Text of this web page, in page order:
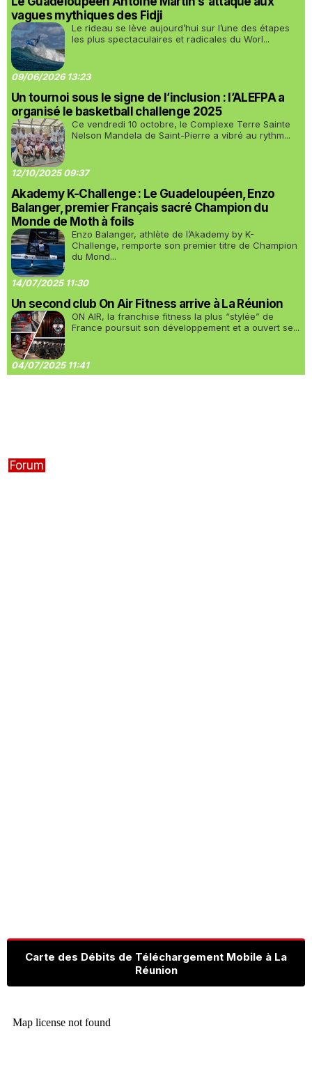
vagues mythiques des Fidji
Le rideau se lève aujourd’hui sur l’une des étapes
les plus spectaculaires et radicales du Worl...
09/06/2026 13:23
Un tournoi sous le signe de l’inclusion : l’ALEFPA a
organisé le basketball challenge 2025
Ce vendredi 10 octobre, le Complexe Terre Sainte
Nelson Mandela de Saint-Pierre a vibré au rythm...
12/10/2025 09:37
Akademy K-Challenge : Le Guadeloupéen, Enzo
Balanger, premier Français sacré Champion du
Monde de Moth à foils
Enzo Balanger, athlète de l’Akademy by K-
Challenge, remporte son premier titre de Champion
du Mond...
14/07/2025 11:30
Un second club On Air Fitness arrive à La Réunion
ON AIR, la franchise fitness la plus “stylée” de
France poursuit son développement et a ouvert se...
04/07/2025 11:41
Forum
Carte des Débits de Téléchargement Mobile à La
Réunion